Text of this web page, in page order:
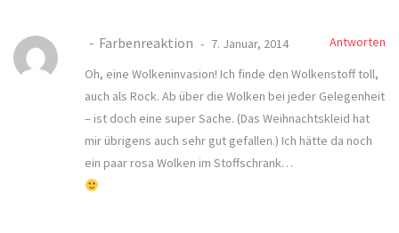
Farbenreaktion 7. Januar, 2014
Antworten
Oh, eine Wolkeninvasion! Ich finde den Wolkenstoff toll,
auch als Rock. Ab über die Wolken bei jeder Gelegenheit
– ist doch eine super Sache. (Das Weihnachtskleid hat
mir übrigens auch sehr gut gefallen.) Ich hätte da noch
ein paar rosa Wolken im Stoffschrank…